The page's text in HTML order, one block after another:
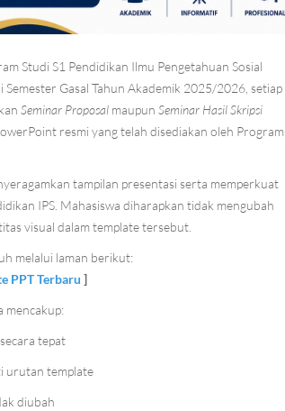
Studi S1 ​​Pendidikan Ilmu Pengetahuan Sosial
Semester Gasal Tahun Akademik 2025/2026, setiap
Seminar Proposal maupun Seminar Hasil Skripsi
resmi yang telah disediakan oleh Program
tampilan presentasi serta memperkuat
IPS. Mahasiswa diharapkan tidak mengubah
visual dalam template tersebut.
melalui laman berikut:
PPT Terbaru ]
mencakup:
tepat
urutan template
diubah